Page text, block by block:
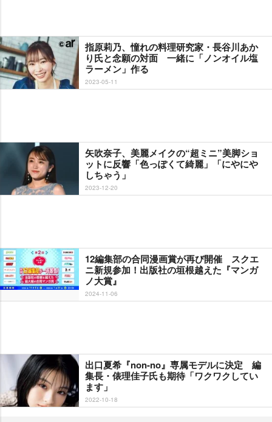
指原莉乃、憧れの料理研究家・長谷川あか
り氏と念願の対面 一緒に「ノンオイル塩
ラーメン」作る
2023-05-11
矢吹奈子、美麗メイクの“超ミニ”美脚ショ
ットに反響「色っぽくて綺麗」「にやに
しちゃう」
2023-12-20
12編集部の合同漫画賞が再び開催 スクエ
ニ新規参加！出版社の垣根越えた『マンガ
ノ大賞』
2024-11-06
出口夏希『non-no』専属モデルに決定 編
集長・俵理佳子氏も期待「ワクワクしてい
ます」
2022-10-18